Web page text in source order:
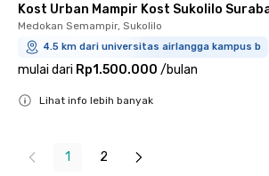
Kost Urban Mampir Kost Sukolilo
Medokan Semampir, Sukolilo
4.5 km dari universitas airlangga kampus b
mulai dari Rp1.500.000 /bulan
Lihat info lebih banyak
1 2